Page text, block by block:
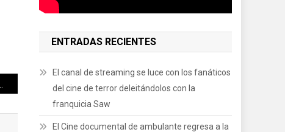
ENTRADAS RECIENTES
El canal de streaming se luce con los fanáticos
del cine de terror deleitándolos con la
franquicia Saw
El Cine documental de ambulante regresa a la